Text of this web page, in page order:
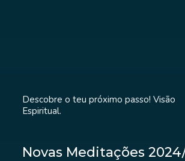
Descobre o teu próximo passo! Visão
Espiritual.
Novas Meditações